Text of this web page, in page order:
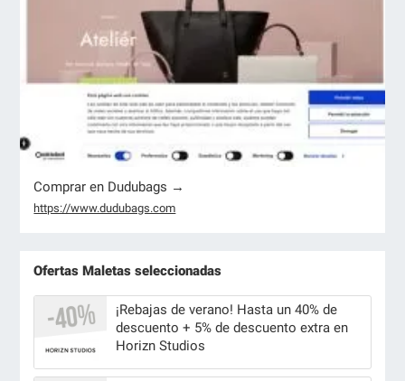
Comprar en Dudubags →
https://www.dudubags.com
Ofertas Maletas seleccionadas
¡Rebajas de verano! Hasta un 40% de
descuento + 5% de descuento extra en
Horizn Studios